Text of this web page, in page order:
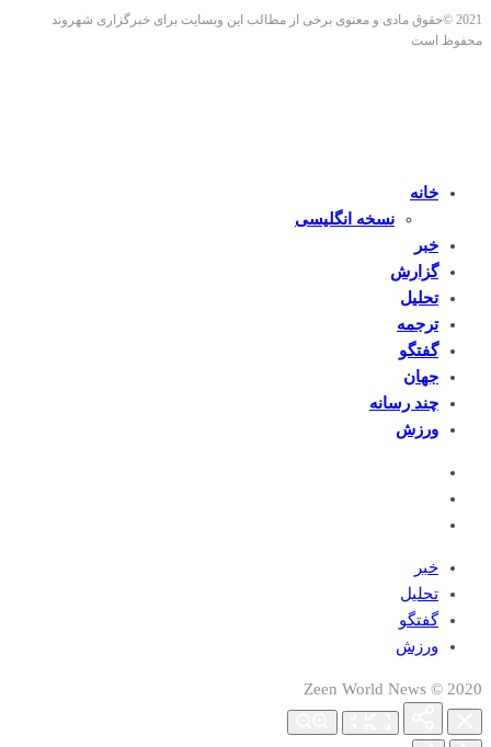
2021 ©حقوق مادی و معنوی برخی از مطالب این وبسایت برای خبرگزاری شهروند
محفوظ است
خانه
نسخه انگلیسی
خبر
گزارش
تحلیل
ترجمه
گفتگو
جهان
چند رسانه
ورزش
خبر
تحلیل
گفتگو
ورزش
2020 © Zeen World News